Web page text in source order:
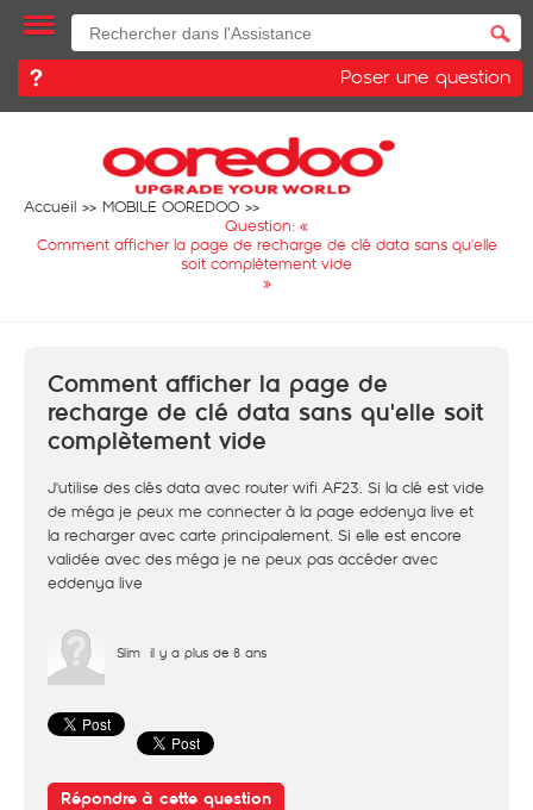
Poser une question
Accueil
MOBILE OOREDOO
Question: «
Comment afficher la page de recharge de clé data sans qu'elle
soit complètement vide
»
Comment afficher la page de
recharge de clé data sans qu'elle soit
complètement vide
J'utilise des clés data avec router wifi AF23. Si la clé est vide
de méga je peux me connecter à la page eddenya live et
la recharger avec carte principalement. Si elle est encore
validée avec des méga je ne peux pas accéder avec
eddenya live
Slim il y a plus de 8 ans
Répondre à cette question